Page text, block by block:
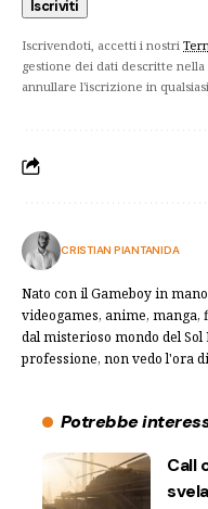
Iscrivendoti, accetti i nostri
gestione dei dati descritte nella
annullare l'iscrizione in
CRISTIAN PIANTANIDA
Nato con il Gameboy in
videogames, anime,
dal misterioso mondo del
professione, non vedo l'ora
Potrebbe
Call